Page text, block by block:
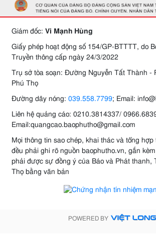
Giám đốc: Vi Mạnh Hùng
Giấy phép hoạt động số 154/GP-BTTTT, do
Truyền thông cấp ngày 24/3/2022
Trụ sở tòa soạn: Đường Nguyễn Tất Thành -
Phú Thọ
Đường dây nóng: 039.558.7799; Email:
Liên hệ quảng cáo: 0210.3814337/
Email:quangcao.baophutho@gmail.com
Mọi thông tin sao chép, khai thác và tổng
đều phải ghi rõ nguồn baophutho.vn, gắn
phải được sự đồng ý của Báo và Phát thanh,
Thọ bằng văn bản
POWERED BY